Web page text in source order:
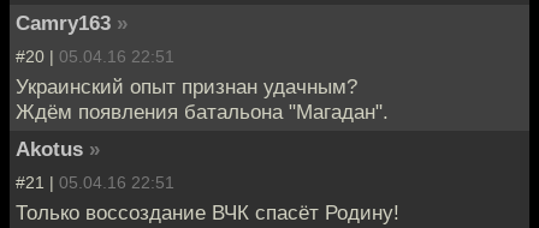
Camry163 »
#20 | 05.04.16 22:51
Украинский опыт признан удачным?
Ждём появления батальона "Магадан".
Akotus »
#21 | 05.04.16 22:51
Только воссоздание ВЧК спасёт Родину!